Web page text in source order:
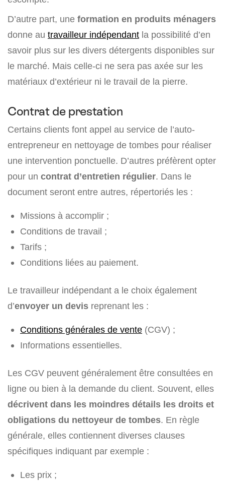
D’autre part, une formation en produits ménagers
donne au travailleur indépendant la possibilité d’en
savoir plus sur les divers détergents disponibles sur
le marché. Mais celle-ci ne sera pas axée sur les
matériaux d’extérieur ni le travail de la pierre.
Contrat de prestation
Certains clients font appel au service de l’auto-
entrepreneur en nettoyage de tombes pour réaliser
une intervention ponctuelle. D’autres préfèrent opter
pour un contrat d’entretien régulier. Dans le
document seront entre autres, répertoriés les :
Missions à accomplir ;
Conditions de travail ;
Tarifs ;
Conditions liées au paiement.
Le travailleur indépendant a le choix également
d’envoyer un devis reprenant les :
Conditions générales de vente (CGV) ;
Informations essentielles.
Les CGV peuvent généralement être consultées en
ligne ou bien à la demande du client. Souvent, elles
décrivent dans les moindres détails les droits et
obligations du nettoyeur de tombes. En règle
générale, elles contiennent diverses clauses
spécifiques indiquant par exemple :
Les prix ;